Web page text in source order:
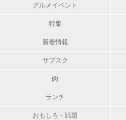
グルメイベント
特集
新着情報
サブスク
肉
ランチ
おもしろ・話題